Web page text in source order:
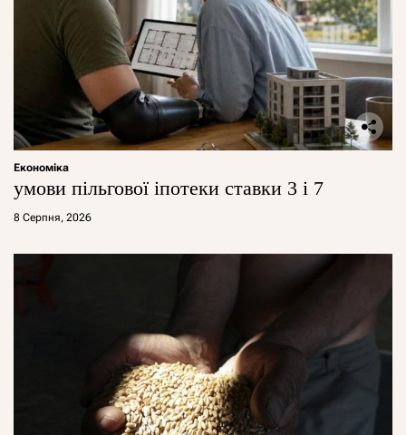
Економіка
умови пільгової іпотеки ставки 3 і 7
8 Серпня, 2026